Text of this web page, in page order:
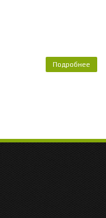
Подробнее